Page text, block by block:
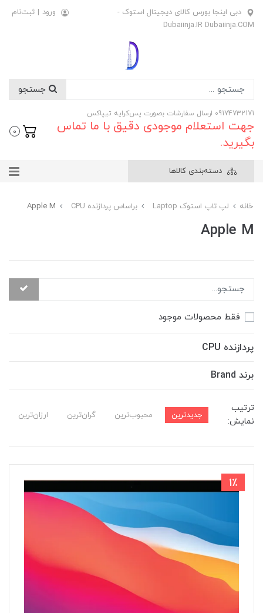
دبی اینجا بورس کالای دیجیتال استوک -
Dubaiinja.IR Dubaiinja.COM
ورود | ثبت‌نام
09174732171 ارسال سفارشات بصورت پس‌کرایه تیپاکس
جهت استعلام موجودی دقیق با ما تماس
بگیرید.
0
دسته‌بندی کالاها
خانه لپ تاپ استوک Laptop براساس پردازنده CPU Apple M
Apple M
فقط محصولات موجود
پردازنده CPU
برند Brand
ترتیب
نمایش:
جدیدترین محبوب‌ترین گران‌ترین ارزان‌ترین
1٪